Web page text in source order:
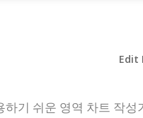
Edit
기 쉬운 영역 차트 작